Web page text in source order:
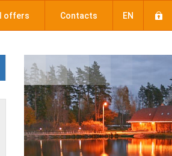
offers Contacts EN